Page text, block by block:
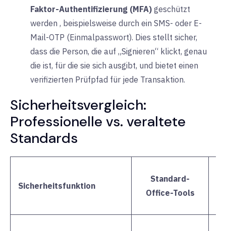
Faktor-Authentifizierung (MFA) geschützt
werden , beispielsweise durch ein SMS- oder E-
Mail-OTP (Einmalpasswort). Dies stellt sicher,
dass die Person, die auf „Signieren“ klickt, genau
die ist, für die sie sich ausgibt, und bietet einen
verifizierten Prüfpfad für jede Transaktion.
Sicherheitsvergleich:
Professionelle vs. veraltete
Standards
Sicherheitsfunktion
Standard-
Office-Tools